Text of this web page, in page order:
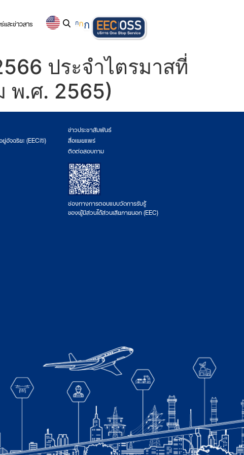
ละข่าวสาร กกก
ประจำไตรมาสที่
พ.ศ. 2565)
ยู่อัจฉริยะ (EECiti)
ข่าวประชาสัมพันธ์
สื่อเผยแพร่
ติดต่อสอบถาม
ช่องทางการตอบแบบวัดการรับรู้
ของผู้มีส่วนได้ส่วนเสียภายนอก (EEC)